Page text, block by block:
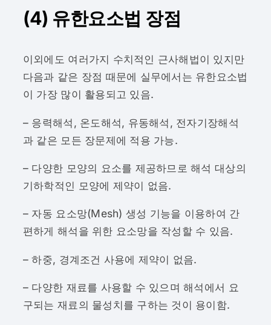
(4) 유한요소법 장점
이외에도 여러가지 수치적인 근사해법이 있지만
다음과 같은 장점 때문에 실무에서는 유한요소법
이 가장 많이 활용되고 있음.
– 응력해석, 온도해석, 유동해석, 전자기장해석
과 같은 모든 장문제에 적용 가능.
– 다양한 모양의 요소를 제공하므로 해석 대상의
기하학적인 모양에 제약이 없음.
– 자동 요소망(Mesh) 생성 기능을 이용하여 간
편하게 해석을 위한 요소망을 작성할 수 있음.
– 하중, 경계조건 사용에 제약이 없음.
– 다양한 재료를 사용할 수 있으며 해석에서 요
구되는 재료의 물성치를 구하는 것이 용이함.